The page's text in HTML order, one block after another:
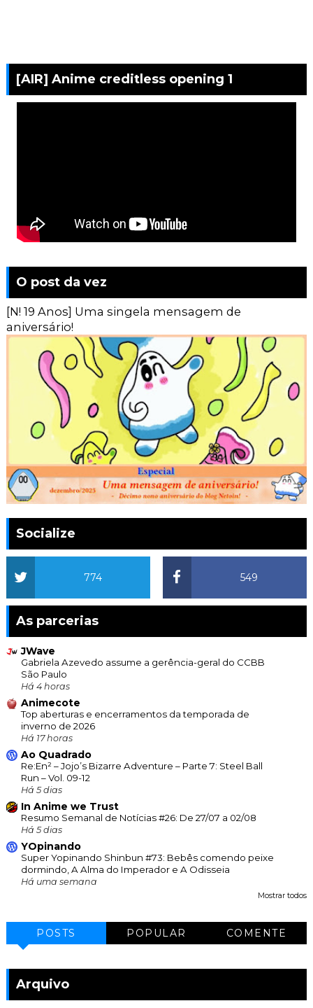
[AIR] Anime creditless opening 1
O post da vez
[N! 19 Anos] Uma singela mensagem de
aniversário!
Socialize
549
774
As parcerias
JWave
Gabriela Azevedo assume a gerência-geral do CCBB
São Paulo
Há 4 horas
Animecote
Top aberturas e encerramentos da temporada de
inverno de 2026
Há 17 horas
Ao Quadrado
Re:En² – Jojo’s Bizarre Adventure – Parte 7: Steel Ball
Run – Vol. 09-12
Há 5 dias
In Anime we Trust
Resumo Semanal de Notícias #26: De 27/07 a 02/08
Há 5 dias
YOpinando
Super Yopinando Shinbun #73: Bebês comendo peixe
dormindo, A Alma do Imperador e A Odisseia
Há uma semana
Mostrar todos
POSTS POPULAR COMENTE
Arquivo